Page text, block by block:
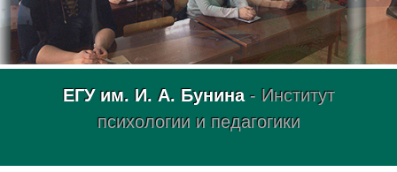
ЕГУ им. И. А. Бунина- Институт
психологии и педагогики